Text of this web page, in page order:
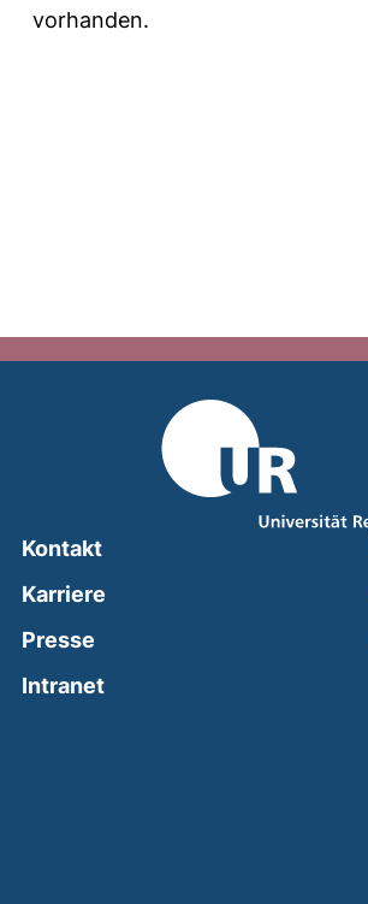
vorhanden.
Kontakt
Karriere
Presse
Intranet(external link, opens in a